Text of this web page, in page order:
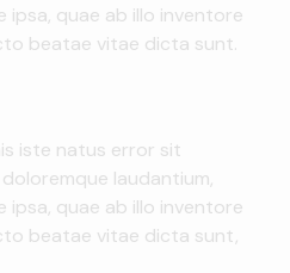
ipsa, quae ab illo inventore
beatae vitae dicta sunt.
iste natus error sit
laudantium,
ipsa, quae ab illo inventore
beatae vitae dicta sunt,